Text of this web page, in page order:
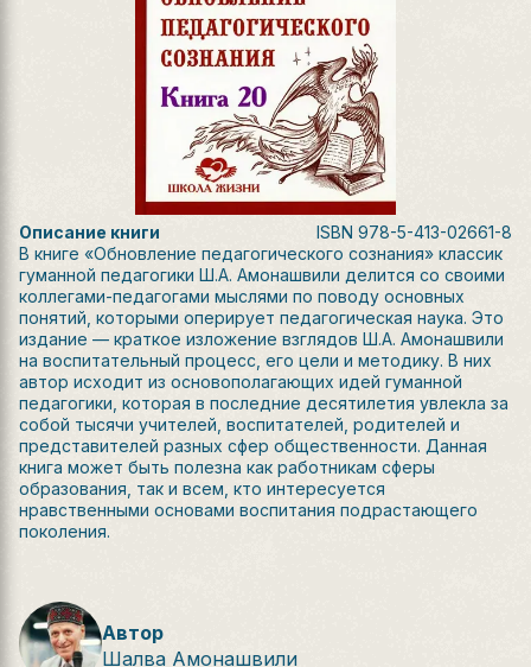
Описание книги ISBN 978-5-413-02661-8
В книге «Обновление педагогического сознания» классик
гуманной педагогики Ш.А. Амонашвили делится со своими
коллегами-педагогами мыслями по поводу основных
понятий, которыми оперирует педагогическая наука. Это
издание — краткое изложение взглядов Ш.А. Амонашвили
на воспитательный процесс, его цели и методику. В них
автор исходит из основополагающих идей гуманной
педагогики, которая в последние десятилетия увлекла за
собой тысячи учителей, воспитателей, родителей и
представителей разных сфер общественности. Данная
книга может быть полезна как работникам сферы
образования, так и всем, кто интересуется
нравственными основами воспитания подрастающего
поколения.
Автор
Шалва Амонашвили